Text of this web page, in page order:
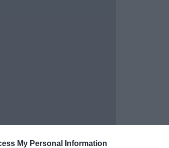
My Personal Information